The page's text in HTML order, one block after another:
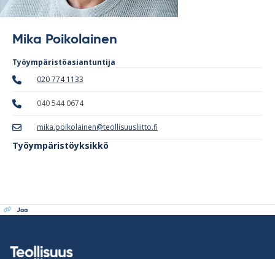
Mika Poikolainen
Työympäristöasiantuntija
020 774 1133
040 544 0674
mika.poikolainen@teollisuusliitto.fi
Työympäristöyksikkö
Jaa